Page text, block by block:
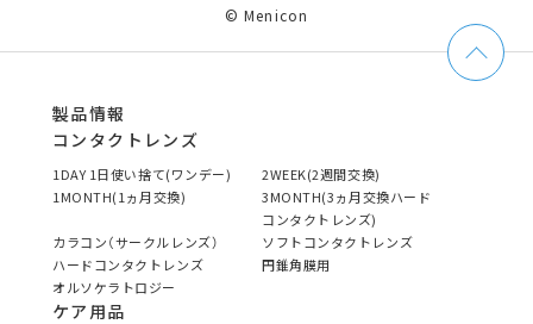
© Menicon
製品情報
コンタクトレンズ
1DAY 1日使い捨て(ワンデー)
2WEEK(2週間交換)
1MONTH(1ヵ月交換)
3MONTH(3ヵ月交換ハード
コンタクトレンズ)
カラコン（サークルレンズ）
ソフトコンタクトレンズ
ハードコンタクトレンズ
円錐角膜用
オルソケラトロジー
ケア用品